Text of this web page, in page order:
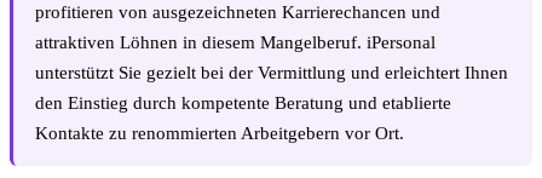
profitieren von ausgezeichneten Karrierechancen und
attraktiven Löhnen in diesem Mangelberuf. iPersonal
unterstützt Sie gezielt bei der Vermittlung und erleichtert Ihnen
den Einstieg durch kompetente Beratung und etablierte
Kontakte zu renommierten Arbeitgebern vor Ort.